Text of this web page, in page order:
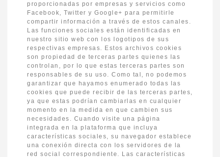
proporcionadas por empresas y servicios como
Facebook, Twitter y Google+ para permitirle
compartir información a través de estos canales.
Las funciones sociales están identificadas en
nuestro sitio web con los logotipos de sus
respectivas empresas. Estos archivos cookies
son propiedad de terceras partes quienes las
controlan, por lo que estas terceras partes son
responsables de su uso. Como tal, no podemos
garantizar que hayamos enumerado todas las
cookies que puede recibir de las terceras partes,
ya que estas podrían cambiarlas en cualquier
momento en la medida en que cambien sus
necesidades. Cuando visite una página
integrada en la plataforma que incluya
características sociales, su navegador establece
una conexión directa con los servidores de la
red social correspondiente. Las características